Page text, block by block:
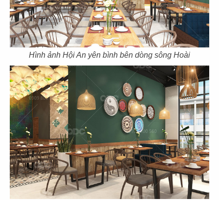
Hình ảnh Hội An yên bình bên dòng sông Hoài
39
EL GAUCHO
CN Vũng Tàu
40
BOTEJYU
CN Vincom Quang Trung
41
BOTEJYU
CN Vincom Đồng Khởi, Quận 1
42
BOTEJYU
CN Crescent Mall - Q.7